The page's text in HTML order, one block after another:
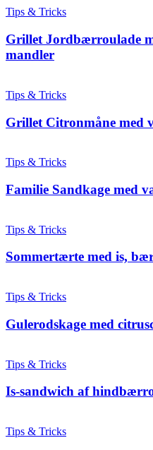
Tips & Tricks
Grillet Jordbærroulade
mandler
Tips & Tricks
Grillet Citronmåne med
Tips & Tricks
Familie Sandkage med
Tips & Tricks
Sommertærte med is,
Tips & Tricks
Gulerodskage med
Tips & Tricks
Is-sandwich af
Tips & Tricks